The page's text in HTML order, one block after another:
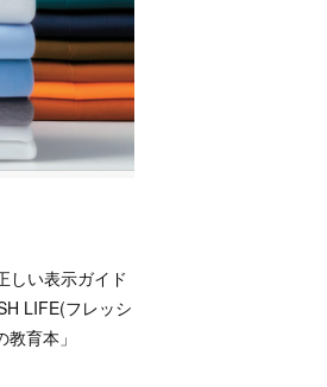
しい表示ガイド
LIFE(フレッシ
育本」